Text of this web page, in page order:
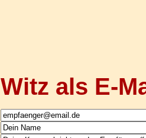
Witz als E-